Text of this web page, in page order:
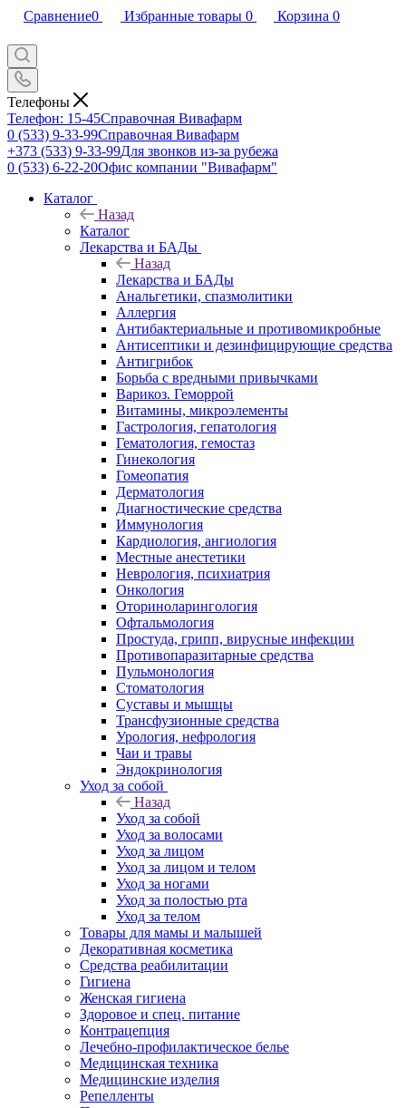
Сравнение0 Избранные товары 0 Корзина 0
Телефоны
Телефон: 15-45Справочная Вивафарм
0 (533) 9-33-99Справочная Вивафарм
+373 (533) 9-33-99Для звонков из-за рубежа
0 (533) 6-22-20Офис компании "Вивафарм"
Каталог
Назад
Каталог
Лекарства и БАДы
Назад
Лекарства и БАДы
Анальгетики, спазмолитики
Аллергия
Антибактериальные и противомикробные
Антисептики и дезинфицирующие средства
Антигрибок
Борьба с вредными привычками
Варикоз. Геморрой
Витамины, микроэлементы
Гастрология, гепатология
Гематология, гемостаз
Гинекология
Гомеопатия
Дерматология
Диагностические средства
Иммунология
Кардиология, ангиология
Местные анестетики
Неврология, психиатрия
Онкология
Оториноларингология
Офтальмология
Простуда, грипп, вирусные инфекции
Противопаразитарные средства
Пульмонология
Стоматология
Суставы и мышцы
Трансфузионные средства
Урология, нефрология
Чаи и травы
Эндокринология
Уход за собой
Назад
Уход за собой
Уход за волосами
Уход за лицом
Уход за лицом и телом
Уход за ногами
Уход за полостью рта
Уход за телом
Товары для мамы и малышей
Декоративная косметика
Средства реабилитации
Гигиена
Женская гигиена
Здоровое и спец. питание
Контрацепция
Лечебно-профилактическое белье
Медицинская техника
Медицинские изделия
Репелленты